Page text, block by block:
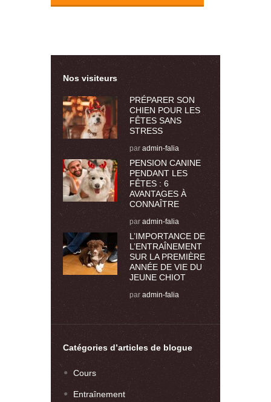
Nos visiteurs
PRÉPARER SON
CHIEN POUR LES
FÊTES SANS
STRESS
par admin-falia
PENSION CANINE
PENDANT LES
FÊTES : 6
AVANTAGES À
CONNAÎTRE
par admin-falia
L’IMPORTANCE DE
L’ENTRAÎNEMENT
SUR LA PREMIÈRE
ANNÉE DE VIE DU
JEUNE CHIOT
par admin-falia
Catégories d’articles de blogue
Cours
Entraînement